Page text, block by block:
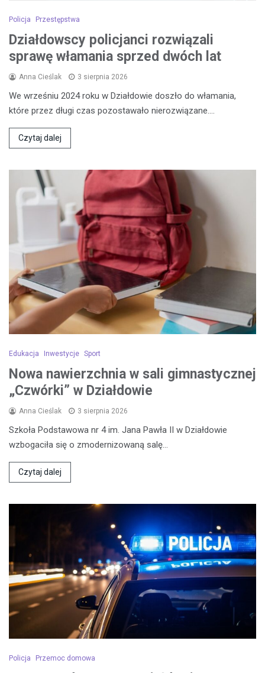
Policja Przestępstwa
Działdowscy policjanci rozwiązali
sprawę włamania sprzed dwóch lat
Anna Cieślak 3 sierpnia 2026
We wrześniu 2024 roku w Działdowie doszło do włamania,
które przez długi czas pozostawało nierozwiązane.…
Czytaj dalej
Edukacja Inwestycje Sport
Nowa nawierzchnia w sali gimnastycznej
„Czwórki” w Działdowie
Anna Cieślak 3 sierpnia 2026
Szkoła Podstawowa nr 4 im. Jana Pawła II w Działdowie
wzbogaciła się o zmodernizowaną salę…
Czytaj dalej
Policja Przemoc domowa